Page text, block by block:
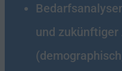
und